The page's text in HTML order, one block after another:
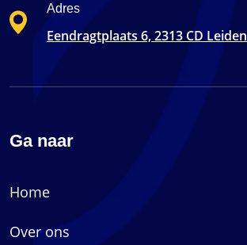
Adres
Eendragtplaats 6, 2313 CD Leiden
Ga naar
Home
Over ons